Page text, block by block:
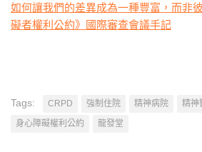
如何讓我們的差異成為一種豐富，而非
礙者權利公約》國際審查會議手記
Tags: CRPD 強制住院 精神病院 精神
身心障礙權利公約
龍發堂